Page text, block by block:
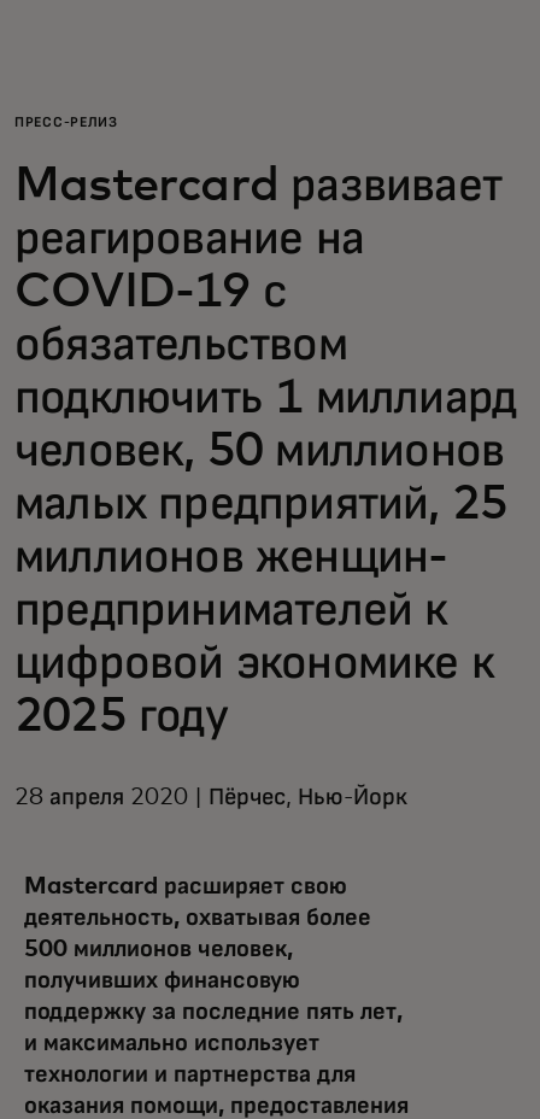
Для бизнеса
Для всего мира
Для новаторов
Новости и тренды
ПРЕСС-РЕЛИЗ
Mastercard развивает
реагирование на
COVID-19 с
обязательством
подключить 1 миллиард
человек, 50 миллионов
малых предприятий, 25
миллионов женщин-
предпринимателей к
цифровой экономике к
2025 году
28 апреля 2020 | Пёрчес, Нью-Йорк
Mastercard расширяет свою
деятельность, охватывая более
500 миллионов человек,
получивших финансовую
поддержку за последние пять лет,
и максимально использует
технологии и партнерства для
оказания помощи, предоставления